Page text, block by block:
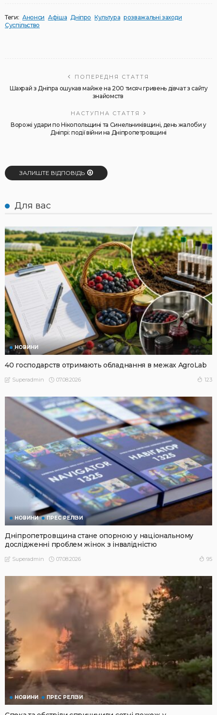
Теги: Анонси Афіша Дніпро Культура розважальні заходи
Суспільство
ПОПЕРЕДНЯ СТАТТЯ
Шахрай з Дніпра ошукав майже на 200 тисяч гривень дівчат з сайту
знайомств
НАСТУПНА СТАТТЯ
Ворожі удари по Нікопольщині та Синельниківщині, день жалоби у
Дніпрі: події війни на Дніпропетровщині
ЗАЛИШТЕ ВІДПОВІДЬ
Для вас
НОВИНИ
40 господарств отримають обладнання в межах AgroLab
Superadmin 07.08.2026 123
НОВИНИ ПРЕС РЕЛІЗИ
Дніпропетровщина стане опорною у національному
дослідженні проблем жінок з інвалідністю
Superadmin 07.08.2026 95
НОВИНИ ПРЕС РЕЛІЗИ